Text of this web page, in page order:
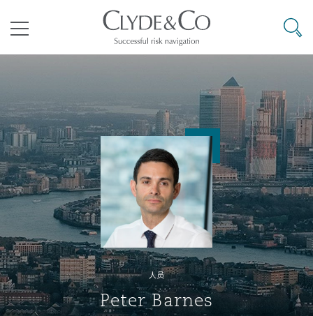
空 Business Jets
Carrier Liability
Commerical Dispute
Debt Recovery
业与咨询
商业
公司
企业、商业与合规保险
数据保护与隐私权
议解决
Commercial Arbitration
Commercial Disputes
Commercial Litigation
源、海洋与贸易
Energy & Natural Resources
Marine
Trade & Commodities
Bermuda Form
Casualty
Corporate, Commercial &
Insurance
Cyber Risk
Construction Disputes
环境保护法
基础设施
PPP/PFI
Anti-Bribery & Corruption
Compliance
External Investigations
Financial Services
候变化
Code
& Co Newton - 解锁智能索赔新模式
议融资
罗
普敦
累斯萨拉姆
翰内斯堡
谷
京
里斯班
庆
拉加斯
西哥城
约热内卢
地亚哥 – 联营办公室
布扎比
罗
哈
拜
特兰大
士顿
尔加里
加哥
伯丁
尔法斯特
明翰
里斯托尔
目录
其礼律所事务所
搜寻
人员
Peter Barnes